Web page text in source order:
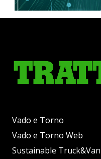
Vado e Torno
Vado e Torno Web
Sustainable Truck&Van